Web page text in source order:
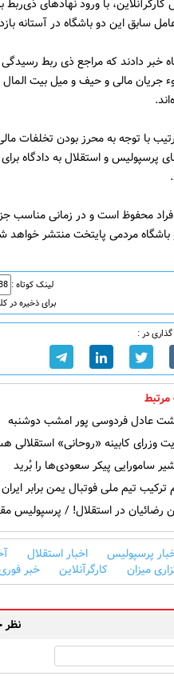
کارگرآنلاین، با ورود نهادهای
سابق این دو باشگاه در آستانه
خبر دادند که مراجع ذی ربط
جریان مالی و حیف و میل بیت
با توجه به محرز بودن تخلفات
پرسپولیس و استقلال به دادگاه
محفوظ است و در زمانی مناسب
مردمی پایتخت منتشر خواهد
لینک کوتاه :
برای ذخیره در
در :
عادل فردوسی پور امشب دوشنبه
وزرای کابینه «روحانی» استقلالی
سامورایی پیکر سعودی‌ها را بُرید
ترکیب تیم ملی فوتبال یمن برابر
رضائیان در استقلال! / پرسپولیس
پرسپولیس اخبار استقلال
میزان
کارگرآنلاین خبر
نظر